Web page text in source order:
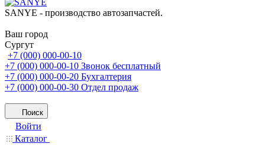
SANYE - производство автозапчастей.
Ваш город
Сургут
+7 (000) 000-00-10
+7 (000) 000-00-10 Звонок бесплатный
+7 (000) 000-00-20 Бухгалтерия
+7 (000) 000-00-30 Отдел продаж
Поиск
Войти
Каталог